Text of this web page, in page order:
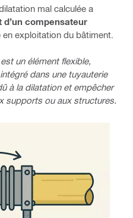
mal calculée a
d’un compensateur
en exploitation du bâtiment.
un élément flexible,
dans une tuyauterie
à la dilatation et empêcher
supports ou aux structures.